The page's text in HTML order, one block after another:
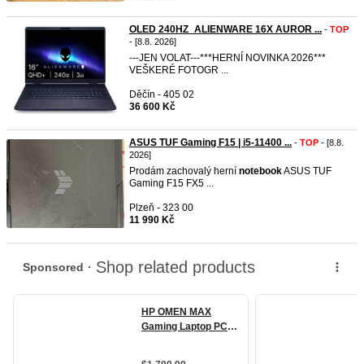
OLED 240HZ_ALIENWARE 16X AUROR ... - TOP
- [8.8. 2026]
---JEN VOLAT---***HERNÍ NOVINKA 2026***
VEŠKERÉ FOTOGR ...
Děčín - 405 02
36 600 Kč
ASUS TUF Gaming F15 | i5-11400 ... - TOP - [8.8.
2026]
Prodám zachovalý herní notebookASUS TUF
Gaming F15 FX5 ...
Plzeň - 323 00
11 990 Kč